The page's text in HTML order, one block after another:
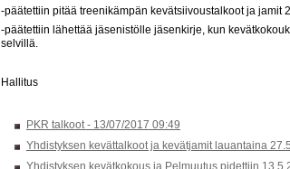
-päätettiin pitää treenikämpän kevätsiivoustalkoot ja jamit
-päätettiin lähettää jäsenistölle jäsenkirje, kun
selvillä.
Hallitus
PKR talkoot - 13/07/2017 09:49
Yhdistyksen kevättalkoot ja kevätjamit lauantaina